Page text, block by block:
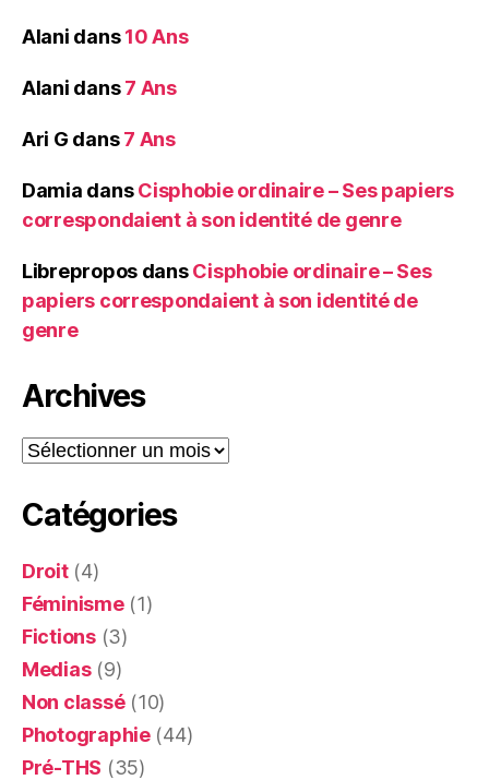
Alani dans10 Ans
Alani dans7 Ans
Ari G dans7 Ans
Damia dansCisphobie ordinaire – Ses papiers
correspondaient à son identité de genre
Librepropos dansCisphobie ordinaire – Ses
papiers correspondaient à son identité de
genre
Archives
Archives
Catégories
Droit(4)
Féminisme(1)
Fictions(3)
Medias(9)
Non classé(10)
Photographie(44)
Pré-THS (35)